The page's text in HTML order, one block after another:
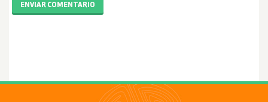
ENVIAR COMENTARIO